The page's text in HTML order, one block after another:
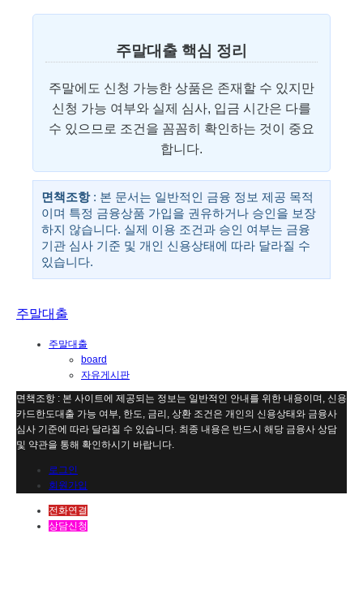
주말대출 핵심 정리
주말에도 신청 가능한 상품은 존재할 수 있지만
신청 가능 여부와 실제 심사, 입금 시간은 다를
수 있으므로 조건을 꼼꼼히 확인하는 것이 중요
합니다.
면책조항: 본 문서는 일반적인 금융 정보 제공 목적
이며 특정 금융상품 가입을 권유하거나 승인을 보장
하지 않습니다. 실제 이용 조건과 승인 여부는 금융
기관 심사 기준 및 개인 신용상태에 따라 달라질 수
있습니다.
주말대출
주말대출
board
자유게시판
면책조항 : 본 사이트에 제공되는 정보는 일반적인 안내를 위한 내용이며, 신용
카드한도대출 가능 여부, 한도, 금리, 상환 조건은 개인의 신용상태와 금융사
심사 기준에 따라 달라질 수 있습니다. 최종 내용은 반드시 해당 금융사 상담
및 약관을 통해 확인하시기 바랍니다.
로그인
회원가입
전화연결
상담신청